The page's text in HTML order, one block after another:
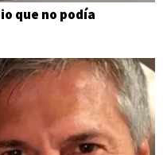
que no podía